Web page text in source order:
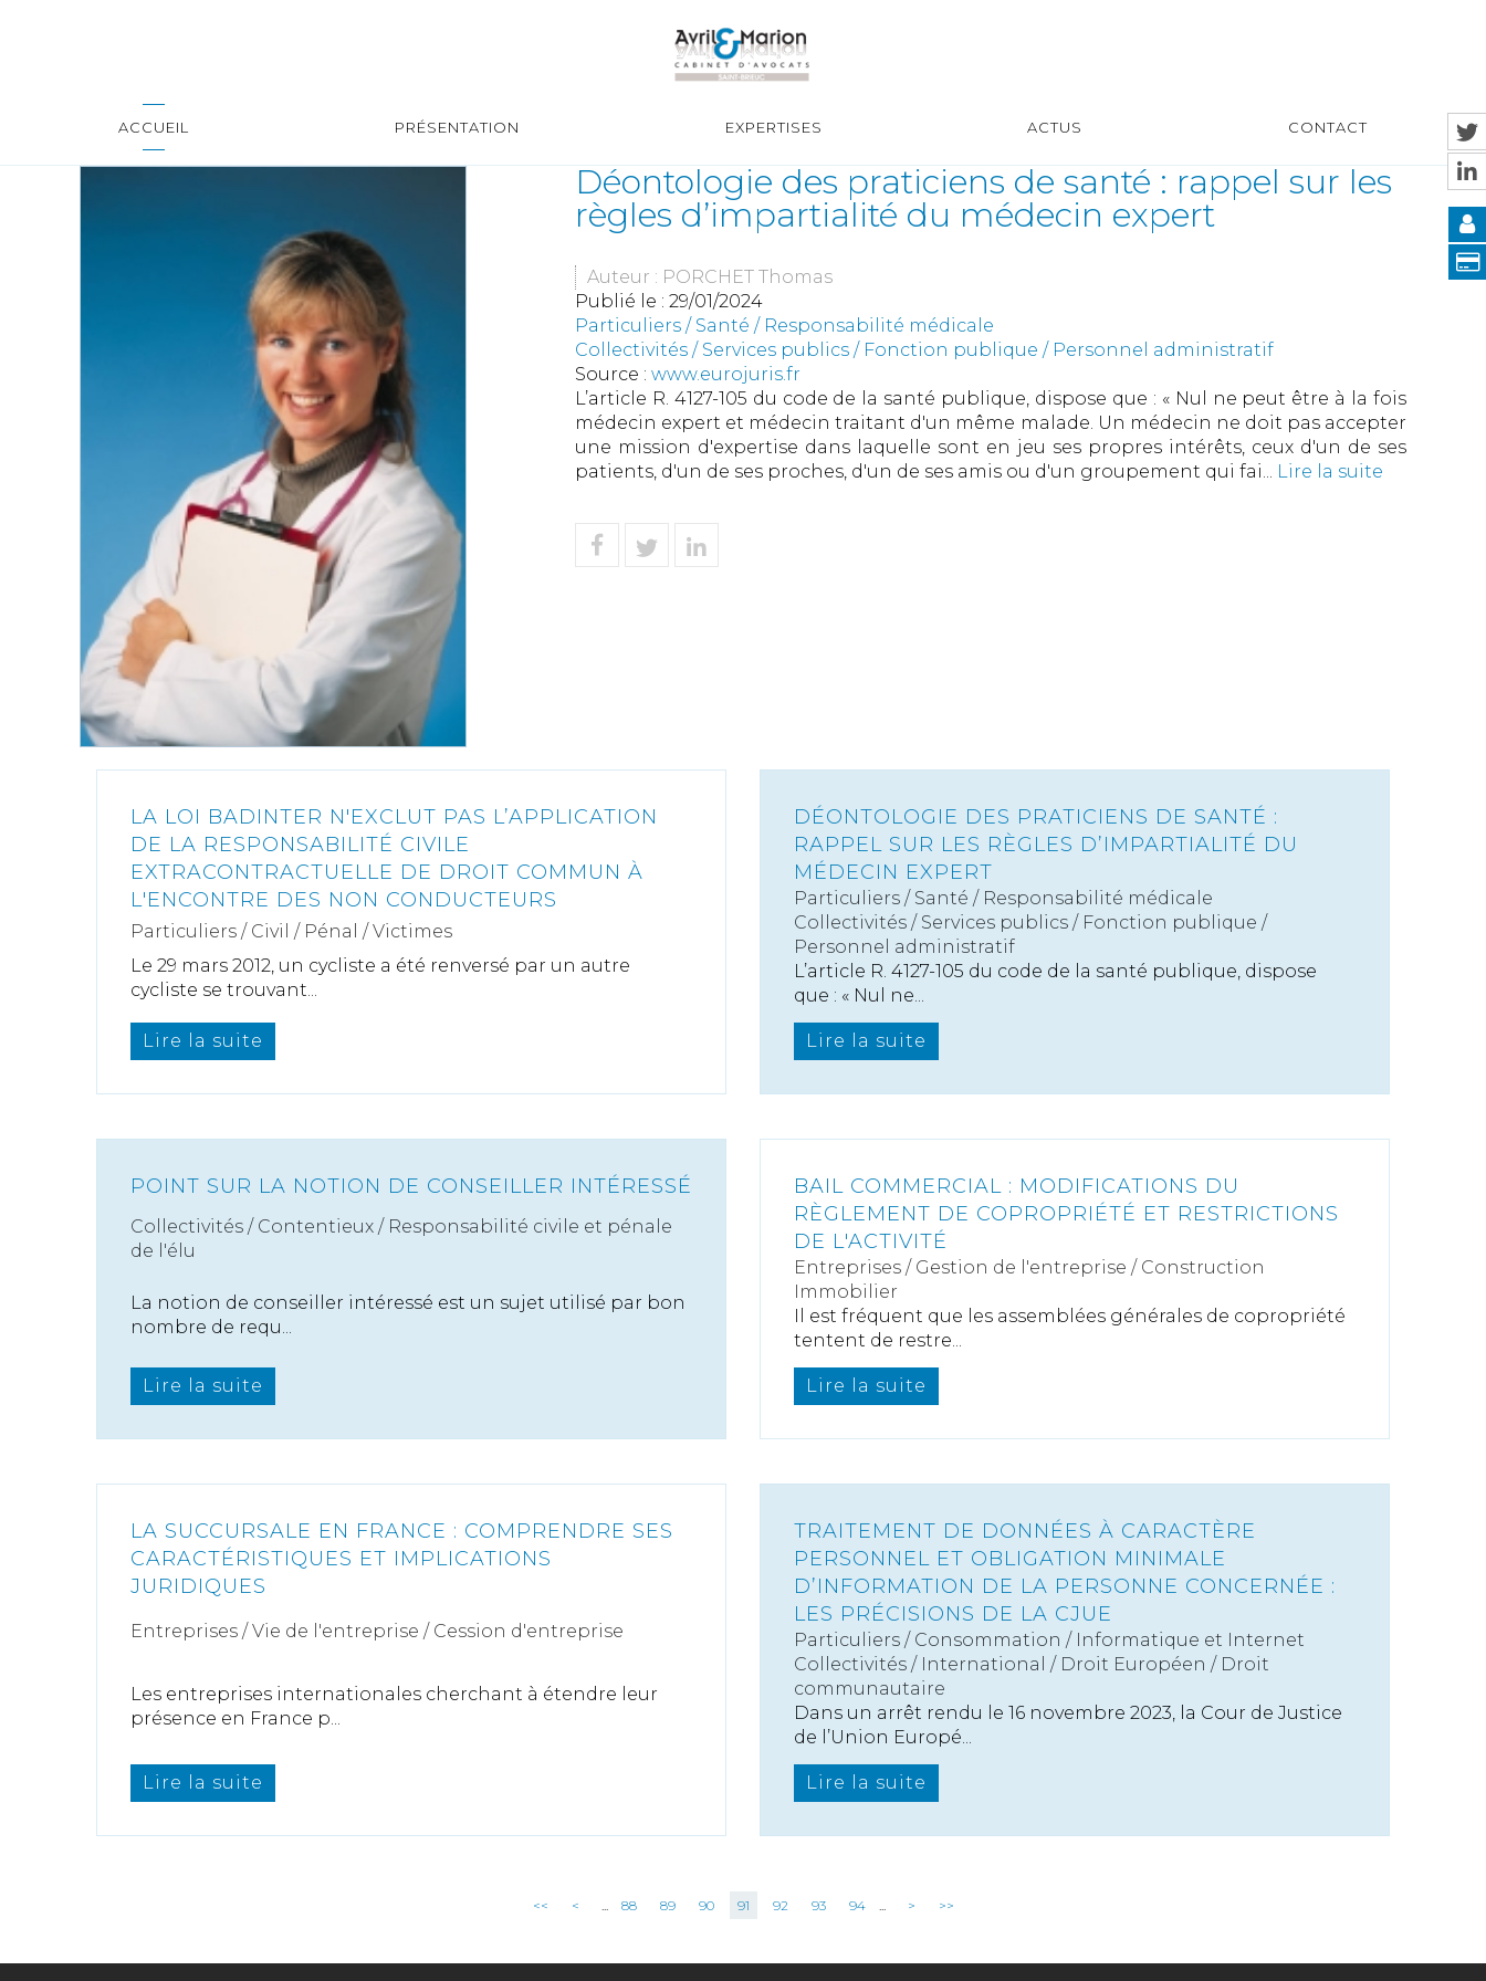
ACCUEIL PRÉSENTATION EXPERTISES ACTUS CONTACT
Déontologie des praticiens de santé : rappel sur les
règles d’impartialité du médecin expert
Auteur : PORCHET Thomas
Publié le : 29/01/2024
Particuliers / Santé / Responsabilité médicale
Collectivités / Services publics / Fonction publique / Personnel administratif
Source : www.eurojuris.fr
L’article R. 4127-105 du code de la santé publique, dispose que : « Nul ne peut être à la fois
médecin expert et médecin traitant d'un même malade. Un médecin ne doit pas accepter
une mission d'expertise dans laquelle sont en jeu ses propres intérêts, ceux d'un de ses
patients, d'un de ses proches, d'un de ses amis ou d'un groupement qui fai... Lire la suite
LA LOI BADINTER N'EXCLUT PAS L’APPLICATION
DE LA RESPONSABILITÉ CIVILE
EXTRACONTRACTUELLE DE DROIT COMMUN À
L'ENCONTRE DES NON CONDUCTEURS
Particuliers / Civil / Pénal /Victimes
Le 29 mars 2012, un cycliste a été renversé par un autre
cycliste se trouvant...
Lire la suite
DÉONTOLOGIE DES PRATICIENS DE SANTÉ :
RAPPEL SUR LES RÈGLES D’IMPARTIALITÉ DU
MÉDECIN EXPERT
Particuliers / Santé / Responsabilité médicale
Collectivités / Services publics / Fonction publique /
Personnel administratif
L’article R. 4127-105 du code de la santé publique, dispose
que : « Nul ne...
Lire la suite
POINT SUR LA NOTION DE CONSEILLER INTÉRESSÉ
Collectivités / Contentieux / Responsabilité civile et pénale
de l'élu
La notion de conseiller intéressé est un sujet utilisé par bon
nombre de requ...
Lire la suite
BAIL COMMERCIAL : MODIFICATIONS DU
RÈGLEMENT DE COPROPRIÉTÉ ET RESTRICTIONS
DE L'ACTIVITÉ
Entreprises / Gestion de l'entreprise / Construction
Immobilier
Il est fréquent que les assemblées générales de copropriété
tentent de restre...
Lire la suite
LA SUCCURSALE EN FRANCE : COMPRENDRE SES
CARACTÉRISTIQUES ET IMPLICATIONS
JURIDIQUES
Entreprises / Vie de l'entreprise / Cession d'entreprise
Les entreprises internationales cherchant à étendre leur
présence en France p...
Lire la suite
TRAITEMENT DE DONNÉES À CARACTÈRE
PERSONNEL ET OBLIGATION MINIMALE
D’INFORMATION DE LA PERSONNE CONCERNÉE :
LES PRÉCISIONS DE LA CJUE
Particuliers / Consommation / Informatique et Internet
Collectivités / International / Droit Européen / Droit
communautaire
Dans un arrêt rendu le 16 novembre 2023, la Cour de Justice
de l’Union Europé...
Lire la suite
<< < ... 88 89 90 91 92 93 94 ... > >>